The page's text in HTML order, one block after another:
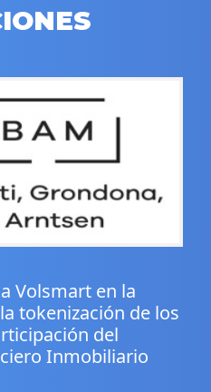
Volsmart en la
tokenización de los
del
Inmobiliario